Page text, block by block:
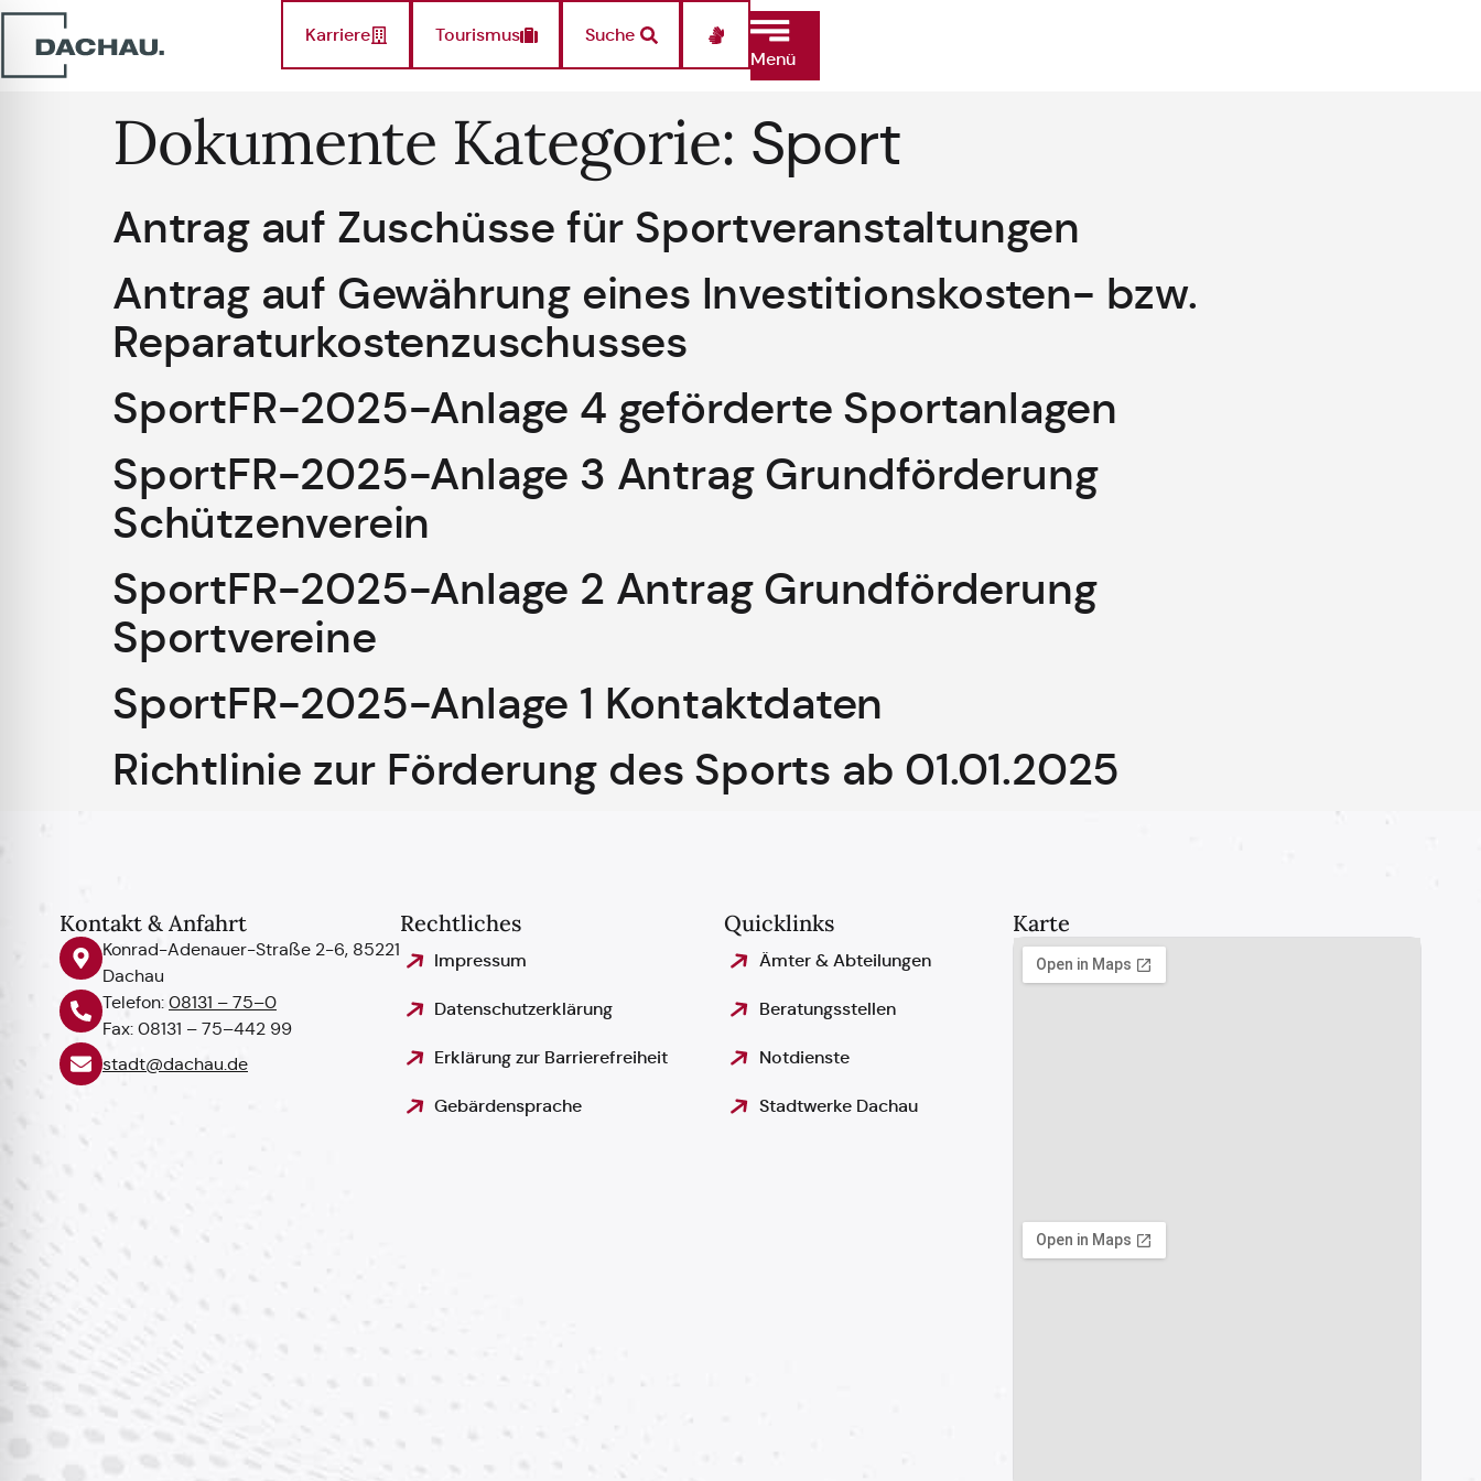
Karriere Tourismus
Suche
Menü
Dokumente Kategorie: Sport
Antrag auf Zuschüsse für Sportveranstaltungen
Antrag auf Gewährung eines Investitionskosten- bzw.
Reparaturkostenzuschusses
SportFR-2025-Anlage 4 geförderte Sportanlagen
SportFR-2025-Anlage 3 Antrag Grundförderung
Schützenverein
SportFR-2025-Anlage 2 Antrag Grundförderung
Sportvereine
SportFR-2025-Anlage 1 Kontaktdaten
Richtlinie zur Förderung des Sports ab 01.01.2025
Kontakt & Anfahrt
Konrad-Adenauer-Straße 2-6, 85221
Dachau
Telefon: 08131 – 75–0
Fax: 08131 – 75–442 99
stadt@dachau.de
Rechtliches
Impressum
Datenschutzerklärung
Erklärung zur Barrierefreiheit
Gebärdensprache
Quicklinks
Ämter & Abteilungen
Beratungsstellen
Notdienste
Stadtwerke Dachau
Karte